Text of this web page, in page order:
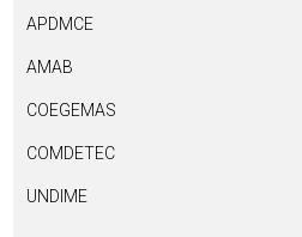
APDMCE
AMAB
COEGEMAS
COMDETEC
UNDIME